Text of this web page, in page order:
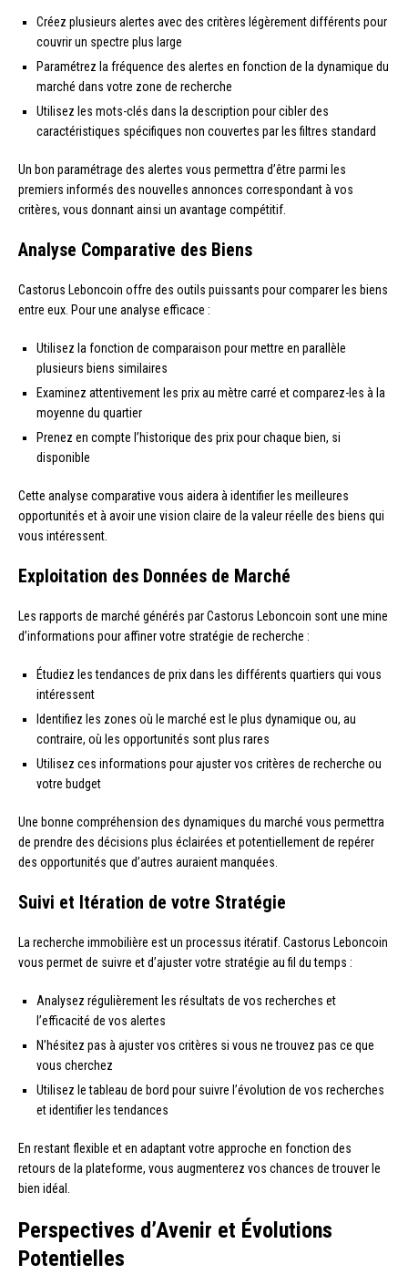
Créez plusieurs alertes avec des critères légèrement différents pour
couvrir un spectre plus large
Paramétrez la fréquence des alertes en fonction de la dynamique du
marché dans votre zone de recherche
Utilisez les mots-clés dans la description pour cibler des
caractéristiques spécifiques non couvertes par les filtres standard
Un bon paramétrage des alertes vous permettra d’être parmi les
premiers informés des nouvelles annonces correspondant à vos
critères, vous donnant ainsi un avantage compétitif.
Analyse Comparative des Biens
Castorus Leboncoin offre des outils puissants pour comparer les biens
entre eux. Pour une analyse efficace :
Utilisez la fonction de comparaison pour mettre en parallèle
plusieurs biens similaires
Examinez attentivement les prix au mètre carré et comparez-les à la
moyenne du quartier
Prenez en compte l’historique des prix pour chaque bien, si
disponible
Cette analyse comparative vous aidera à identifier les meilleures
opportunités et à avoir une vision claire de la valeur réelle des biens qui
vous intéressent.
Exploitation des Données de Marché
Les rapports de marché générés par Castorus Leboncoin sont une mine
d’informations pour affiner votre stratégie de recherche :
Étudiez les tendances de prix dans les différents quartiers qui vous
intéressent
Identifiez les zones où le marché est le plus dynamique ou, au
contraire, où les opportunités sont plus rares
Utilisez ces informations pour ajuster vos critères de recherche ou
votre budget
Une bonne compréhension des dynamiques du marché vous permettra
de prendre des décisions plus éclairées et potentiellement de repérer
des opportunités que d’autres auraient manquées.
Suivi et Itération de votre Stratégie
La recherche immobilière est un processus itératif. Castorus Leboncoin
vous permet de suivre et d’ajuster votre stratégie au fil du temps :
Analysez régulièrement les résultats de vos recherches et
l’efficacité de vos alertes
N’hésitez pas à ajuster vos critères si vous ne trouvez pas ce que
vous cherchez
Utilisez le tableau de bord pour suivre l’évolution de vos recherches
et identifier les tendances
En restant flexible et en adaptant votre approche en fonction des
retours de la plateforme, vous augmenterez vos chances de trouver le
bien idéal.
Perspectives d’Avenir et Évolutions
Potentielles